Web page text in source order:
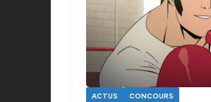
ACTUS CONCOURS